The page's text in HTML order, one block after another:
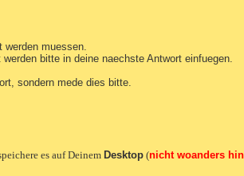
werden muessen.
bitte in deine naechste Antwort einfuegen.
sondern mede dies bitte.
es auf Deinem Desktop (nicht woanders hin